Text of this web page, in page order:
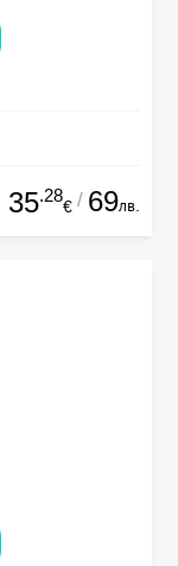
35.28
€ / 69лв.